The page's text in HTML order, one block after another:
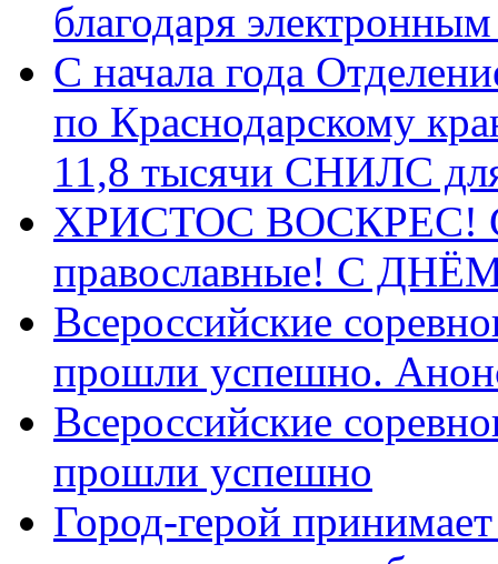
благодаря
С начала года
по Краснодарскому
11,8 тысячи СНИЛС
ХРИСТОС ВОСКРЕС! С
православные! C
Всероссийские
прошли успешно.
Всероссийские
прошли успешно
Город-герой